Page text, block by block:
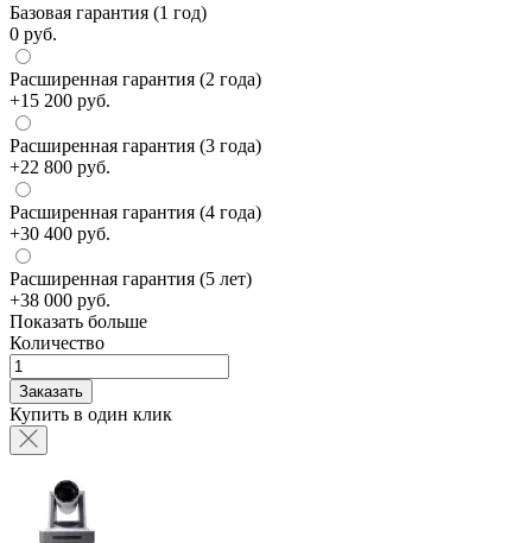
Базовая гарантия (1 год)
0 руб.
Расширенная гарантия (2 года)
+15 200 руб.
Расширенная гарантия (3 года)
+22 800 руб.
Расширенная гарантия (4 года)
+30 400 руб.
Расширенная гарантия (5 лет)
+38 000 руб.
Показать больше
Количество
Заказать
Купить в один клик